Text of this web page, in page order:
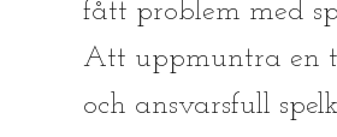
fått problem med
Att uppmuntra en
och ansvarsfull